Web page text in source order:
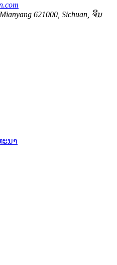
621000, Sichuan, ຈີນ
ະນາ